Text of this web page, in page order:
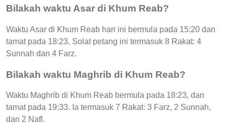
Bilakah waktu Asar di Khum Reab?
Waktu Asar di Khum Reab hari ini bermula pada 15:20 dan
tamat pada 18:23. Solat petang ini termasuk 8 Rakat: 4
Sunnah dan 4 Farz.
Bilakah waktu Maghrib di Khum Reab?
Waktu Maghrib di Khum Reab bermula pada 18:23, dan
tamat pada 19:33. Ia termasuk 7 Rakat: 3 Farz, 2 Sunnah,
dan 2 Nafl.